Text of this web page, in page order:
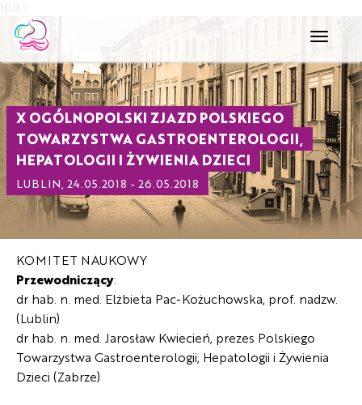
Toggle
X OGÓLNOPOLSKI ZJAZD POLSKIEGO
TOWARZYSTWA GASTROENTEROLOGII,
HEPATOLOGII I ŻYWIENIA DZIECI
LUBLIN, 24.05.2018 - 26.05.2018
KOMITET NAUKOWY
Przewodniczący:
dr hab. n. med. Elżbieta Pac-Kożuchowska, prof. nadzw.
(Lublin)
dr hab. n. med. Jarosław Kwiecień, prezes Polskiego
Towarzystwa Gastroenterologii, Hepatologii i Żywienia
Dzieci (Zabrze)